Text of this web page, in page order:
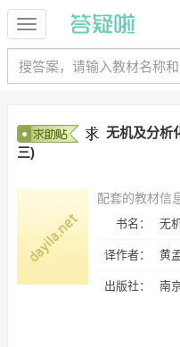
无机及分析
三)
配套的教材信
书名： 无
译作者： 黄
出版社： 南